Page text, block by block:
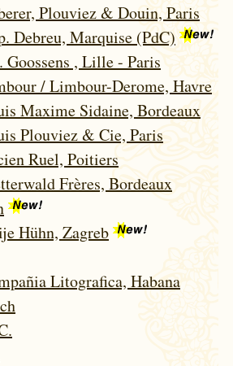
Plouviez & Douin, Paris
Debreu, Marquise (PdC)
Goossens , Lille - Paris
/ Limbour-Derome, Havre
Maxime Sidaine, Bordeaux
Plouviez & Cie, Paris
Ruel, Poitiers
Frères, Bordeaux
Hühn, Zagreb
Litografica, Habana